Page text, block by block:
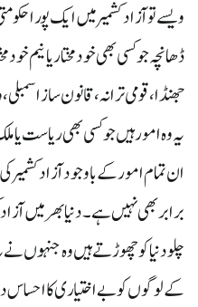
ویسے تو آزادکشمیر میں ایک پورا
ڈھانچہ جو کسی بھی خودمختار یا نیم
جھنڈا،قومی ترانہ، قانون ساز
یہ وہ امور ہیں جو کسی بھی ریاست
ان تمام امور کے باوجود
برابر بھی نہیں ہے۔ دنیا بھر میں
چلو دنیا کو چھوڑتے ہیں وہ
کے لوگوں کو بے اختیاری کا